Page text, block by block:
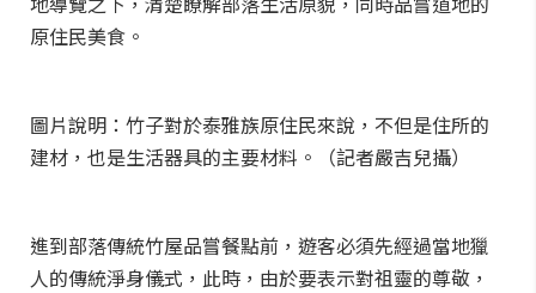
原住民美食。
圖片說明：竹子對於泰雅族原住民來說，不但是住所的
建材，也是生活器具的主要材料。（記者嚴吉兒攝）
進到部落傳統竹屋品嘗餐點前，遊客必須先經過當地獵
人的傳統淨身儀式，此時，由於要表示對祖靈的尊敬，